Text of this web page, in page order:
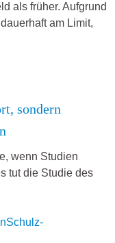
als früher. Aufgrund
am Limit,
sondern
wenn Studien
tut die Studie des